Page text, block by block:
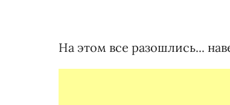
На этом все разошлись...